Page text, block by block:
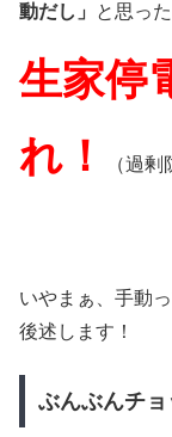
動だし」 と思っ
生家停
れ！
（過剰
いやまぁ、手動
後述します！
ぶんぶんチ